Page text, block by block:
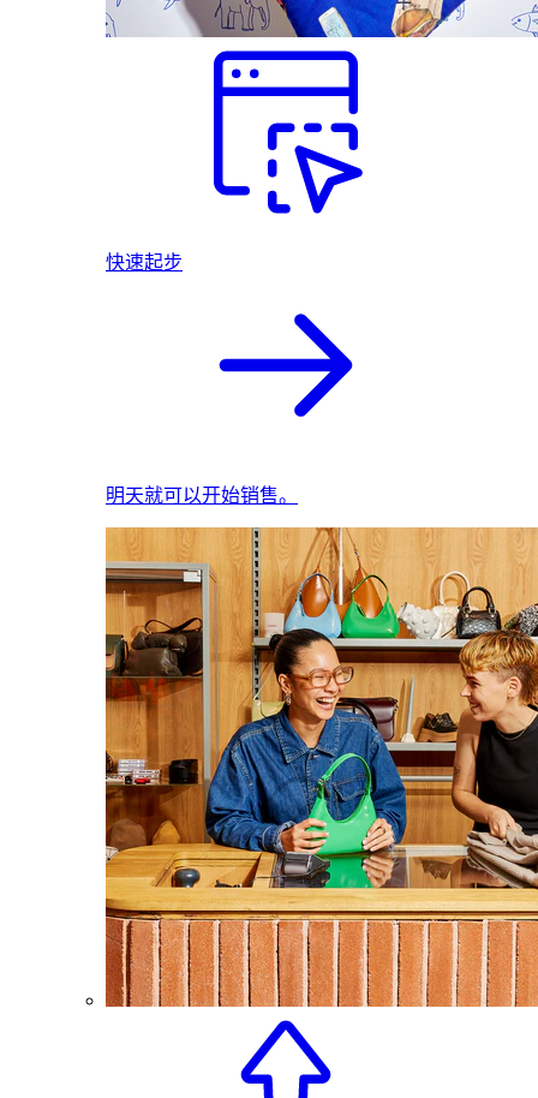
快速起步
明天就可以开始销售。